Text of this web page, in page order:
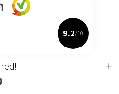
9.2/10